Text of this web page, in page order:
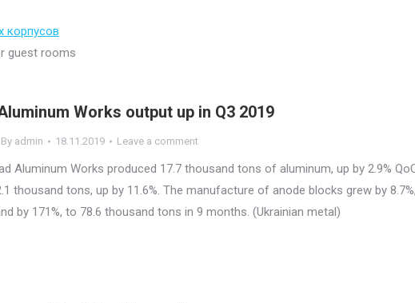
корпусов
guest rooms
Works output up in Q3 2019
By admin 18.11.2019 Leave a comment
Aluminum Works produced 17.7 thousand tons of aluminum, up by 2.9%
thousand tons, up by 11.6%. The manufacture of anode blocks grew by
by 171%, to 78.6 thousand tons in 9 months. (Ukrainian metal)